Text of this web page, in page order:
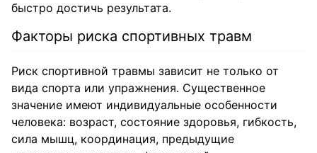
быстро достичь результата.
Факторы риска спортивных травм
Риск спортивной травмы зависит не только от
вида спорта или упражнения. Существенное
значение имеют индивидуальные особенности
человека: возраст, состояние здоровья, гибкость,
сила мышц, координация, предыдущие